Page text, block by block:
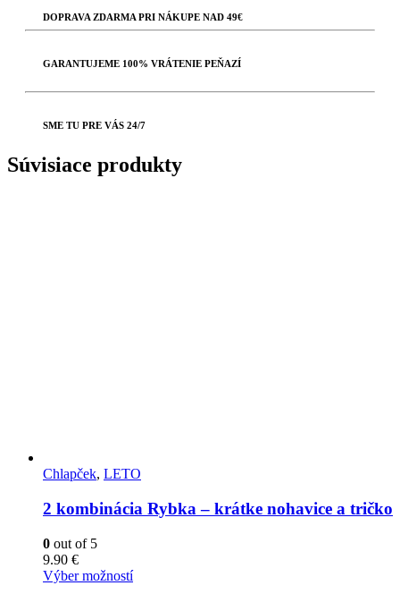
DOPRAVA ZDARMA PRI NÁKUPE NAD 49€
GARANTUJEME 100% VRÁTENIE PEŇAZÍ
SME TU PRE VÁS 24/7
Súvisiace produkty
Chlapček, LETO
2 kombinácia Rybka – krátke nohavice a tričko
0 out of 5
9.90 €
Výber možností